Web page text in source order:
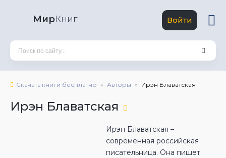
МирКниг Войти
Скачать книги бесплатно Авторы Ирэн Блаватская
Ирэн Блаватская
Ирэн Блаватская –
современная российская
писательница. Она пишет